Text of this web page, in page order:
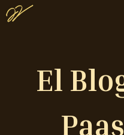
El